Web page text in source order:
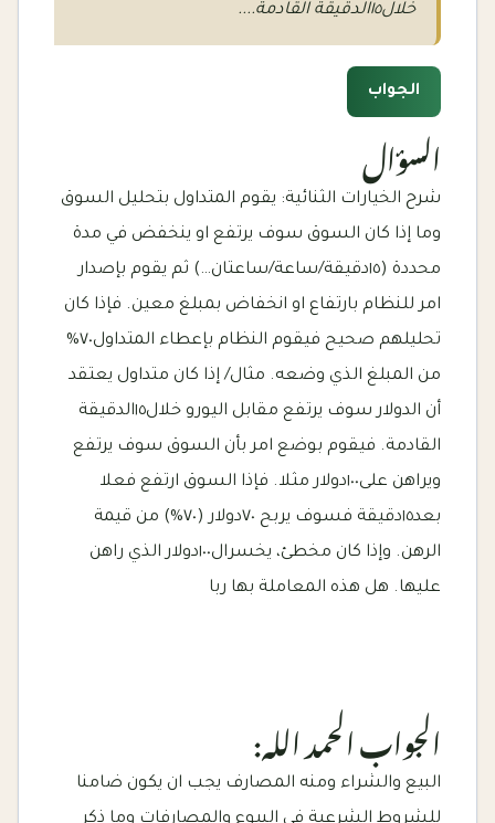
خلال١٥الدقيقة القادمة....
الجواب
السؤال
شرح الخيارات الثنائية: يقوم المتداول بتحليل السوق
وما إذا كان السوق سوف يرتفع او ينخفض في مدة
محددة (١٥دقيقة/ساعة/ساعتان…) ثم يقوم بإصدار
امر للنظام بارتفاع او انخفاض بمبلغ معين. فإذا كان
تحليلهم صحيح فيقوم النظام بإعطاء المتداول٧٠%
من المبلغ الذي وضعه. مثال/ إذا كان متداول يعتقد
أن الدولار سوف يرتفع مقابل اليورو خلال١٥الدقيقة
القادمة. فيقوم بوضع امر بأن السوق سوف يرتفع
ويراهن على١٠٠دولار مثلا. فإذا السوق ارتفع فعلا
بعد١٥دقيقة فسوف يربح ٧٠دولار (٧٠%) من قيمة
الرهن. وإذا كان مخطئ، يخسرال١٠٠دولار الذي راهن
عليها. هل هذه المعاملة بها ربا
الجواب الحمد الله:
البيع والشراء ومنه المصارف يجب ان يكون ضامنا
للشروط الشرعية في البيوع والمصارفات وما ذكر